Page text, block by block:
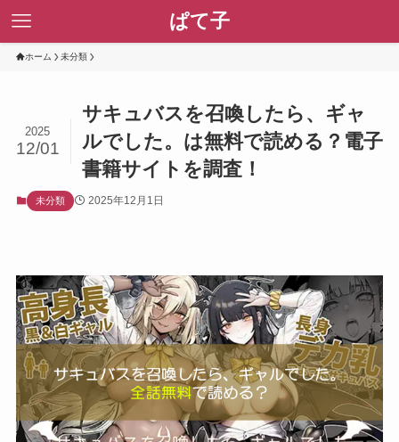
ぱて子
ホーム 未分類
サキュバスを召喚したら、ギャ
ルでした。は無料で読める？電子
書籍サイトを調査！
2025
12/01
未分類 2025年12月1日